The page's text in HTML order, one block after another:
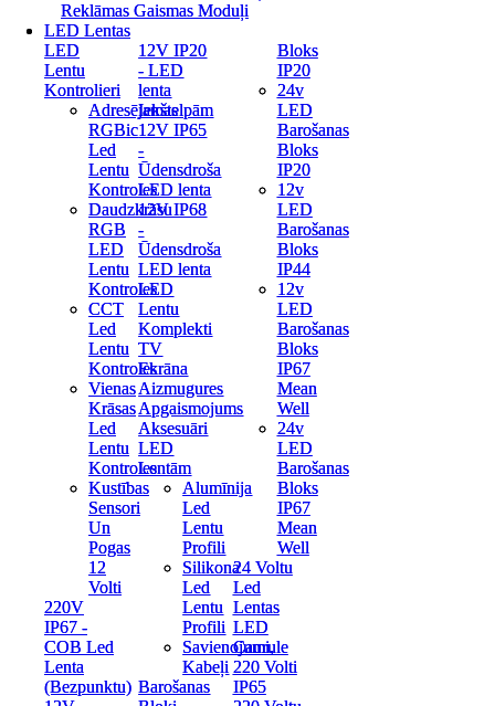
Reklāmas Gaismas Moduļi
LED Lentas
LED
Lentu
Kontrolieri
Adresējamas
RGBic
Led
Lentu
Kontroles
Daudzkrāsu
RGB
LED
Lentu
Kontroles
CCT
Led
Lentu
Kontroles
Vienas
Krāsas
Led
Lentu
Kontroles
Kustības
Sensori
Un
Pogas
12
Volti
220V
IP67 -
COB Led
Lenta
(Bezpunktu)
12V IP20
- LED
lenta
Iekštelpām
12V IP65
-
Ūdensdroša
LED lenta
12V IP68
-
Ūdensdroša
LED lenta
LED
Lentu
Komplekti
TV
Ekrāna
Aizmugures
Apgaismojums
Aksesuāri
LED
Lentām
Alumīnija
Led
Lentu
Profili
Silikona
Led
Lentu
Profili
Savienojumi,
Kabeļi
Barošanas
Bloks
IP20
24v
LED
Barošanas
Bloks
IP20
12v
LED
Barošanas
Bloks
IP44
12v
LED
Barošanas
Bloks
IP67
Mean
Well
24v
LED
Barošanas
Bloks
IP67
Mean
Well
24 Voltu
Led
Lentas
LED
Caurule
220 Volti
IP65
Reklāmas Gaismas Moduļi
LED Lentas
LED
Lentu
Kontrolieri
Adresējamas
RGBic
Led
Lentu
Kontroles
Daudzkrāsu
RGB
LED
Lentu
Kontroles
CCT
Led
Lentu
Kontroles
Vienas
Krāsas
Led
Lentu
Kontroles
Kustības
Sensori
Un
Pogas
12
Volti
220V
IP67 -
COB Led
Lenta
(Bezpunktu)
12V IP20
- LED
lenta
Iekštelpām
12V IP65
-
Ūdensdroša
LED lenta
12V IP68
-
Ūdensdroša
LED lenta
LED
Lentu
Komplekti
TV
Ekrāna
Aizmugures
Apgaismojums
Aksesuāri
LED
Lentām
Alumīnija
Led
Lentu
Profili
Silikona
Led
Lentu
Profili
Savienojumi,
Kabeļi
Barošanas
Bloks
IP20
24v
LED
Barošanas
Bloks
IP20
12v
LED
Barošanas
Bloks
IP44
12v
LED
Barošanas
Bloks
IP67
Mean
Well
24v
LED
Barošanas
Bloks
IP67
Mean
Well
24 Voltu
Led
Lentas
LED
Caurule
220 Volti
IP65